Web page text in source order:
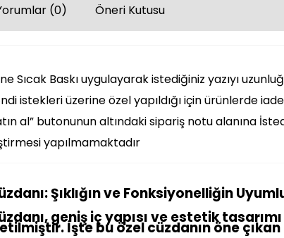
(0) Öneri Kutusu
Baskı uygulayarak istediğiniz yazıyı
üzerine özel yapıldığı için ürünlerde
al” butonunun altındaki sipariş notu alanına
yapılmamaktadır
Şıklığın ve Fonksiyonelliğin
geniş iç yapısı ve estetik
İşte bu özel cüzdanın öne